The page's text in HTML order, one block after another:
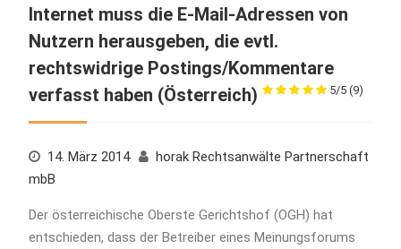
Internet muss die E-Mail-Adressen von
Nutzern herausgeben, die evtl.
rechtswidrige Postings/Kommentare
verfasst haben (Österreich)
5/5 (9)
14. März 2014
horak Rechtsanwälte Partnerschaft
mbB
Der österreichische Oberste Gerichtshof (OGH) hat
entschieden, dass der Betreiber eines Meinungsforums